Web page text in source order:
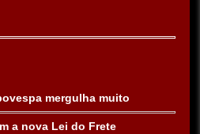
mergulha muito
a nova Lei do Frete